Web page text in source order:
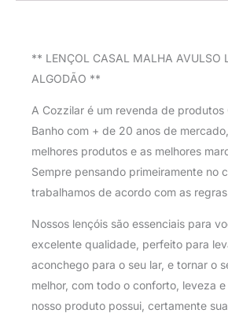
** LENÇOL CASAL MALHA AVULSO
ALGODÃO **
A Cozzilar é um revenda de produtos
Banho com + de 20 anos de
melhores produtos e as melhores
Sempre pensando primeiramente no
trabalhamos de acordo com as
Nossos lençóis são essenciais para
excelente qualidade, perfeito para
aconchego para o seu lar, e tornar o
melhor, com todo o conforto, leveza
nosso produto possui, certamente